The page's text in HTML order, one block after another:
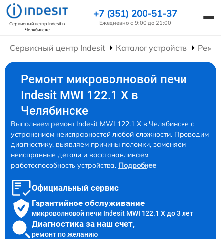
Сервисный центр Indesitв
Челябинске
+7 (351) 200-51-37
Ежедневно с 9:00 до 21:00
Сервисный центр Indesit Каталог устройств
Ремонт микроволновой печи
Indesit MWI 122.1 X в
Челябинске
Выполняем ремонт Indesit MWI 122.1 X в Челябинске с
устранением неисправностей любой сложности. Проводим
диагностику, выявляем причины поломки, заменяем
неисправные детали и восстанавливаем
работоспособность устройства. Подробнее
Официальный сервис
Гарантийное обслуживание
микроволновой печи Indesit MWI 122.1 X до 3 лет
Диагностика за наш счет,
ремонт по желанию